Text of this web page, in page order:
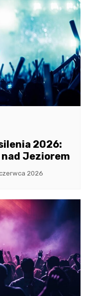
2026:
Jeziorem
2026